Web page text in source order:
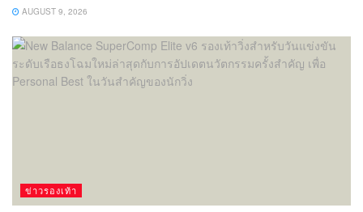
AUGUST 9, 2026
ข่าวรองเท้า